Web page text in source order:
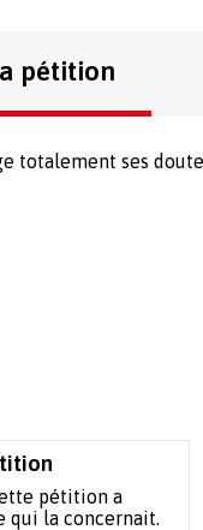
pétition
totalement ses
pétition a
qui la concernait.